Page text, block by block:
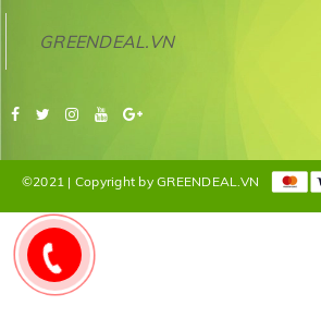
GREENDEAL.VN
©2021 | Copyright by GREENDEAL.VN